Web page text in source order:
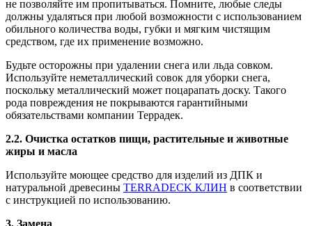
не позволяйте им пропитываться. Помните, любые следы
должны удаляться при любой возможности с использованием
обильного количества воды, губки и мягким чистящим
средством, где их применение возможно.
Будьте осторожны при удалении снега или льда совком.
Используйте неметаллический совок для уборки снега,
поскольку металлический может поцарапать доску. Такого
рода повреждения не покрываются гарантийными
обязательствами компании Террадек.
2.2. Очистка остатков пищи, растительные и животные
жиры и масла
Используйте моющее средство для изделий из ДПК и
натуральной древесины TERRADECK КЛИН в соответствии
с инструкцией по использованию.